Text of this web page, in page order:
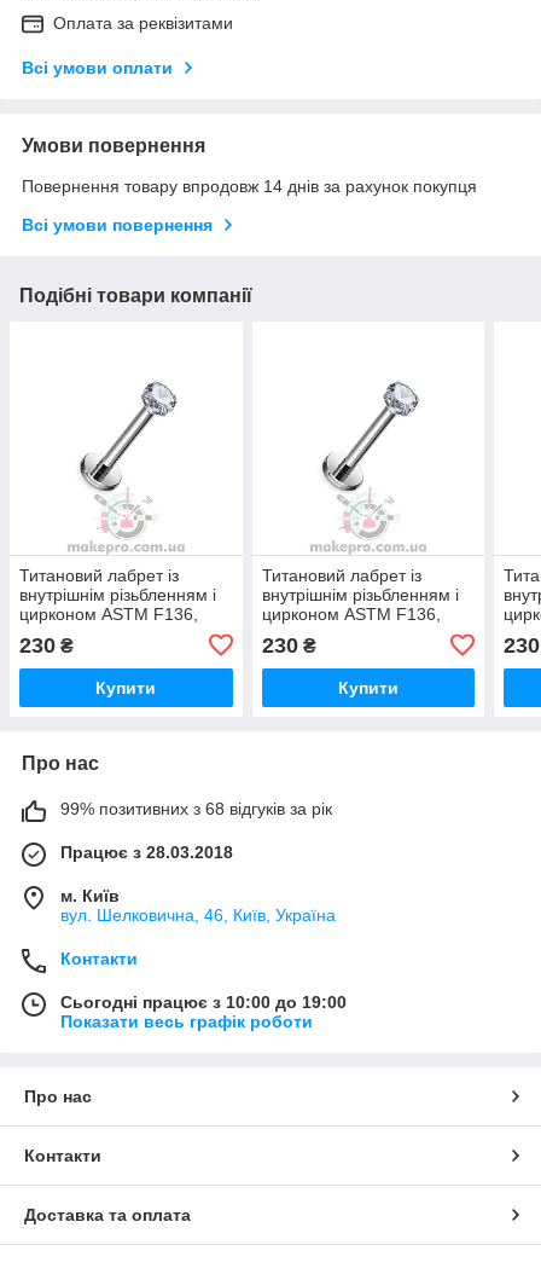
Оплата за реквізитами
Всі умови оплати
Умови повернення
Повернення товару впродовж 14 днів за рахунок покупця
Всі умови повернення
Подібні товари компанії
Титановий лабрет із
внутрішнім різьбленням і
цирконом ASTM F136,
230 ₴
Купити
Титановий лабрет із
внутрішнім різьбленням і
цирконом ASTM F136,
230₴
Купити
230
Про нас
99% позитивних з 68 відгуків за рік
Працює з 28.03.2018
м. Київ
вул. Шелковична, 46, Київ, Україна
Контакти
Сьогодні працює з 10:00 до 19:00
Показати весь графік роботи
Про нас
Контакти
Доставка та оплата